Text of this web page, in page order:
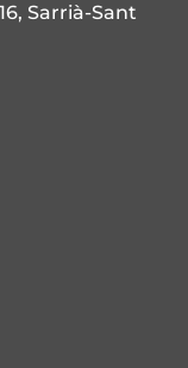
Sarrià-Sant